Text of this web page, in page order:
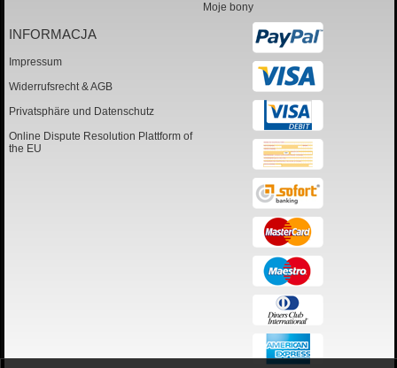
Moje bony
INFORMACJA
Impressum
Widerrufsrecht & AGB
Privatsphäre und Datenschutz
Online Dispute Resolution Plattform of
the EU